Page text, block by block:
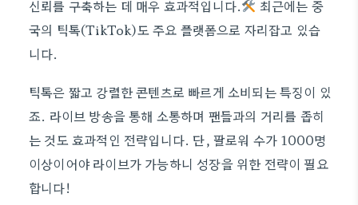
신뢰를 구축하는 데 매우 효과적입니다.
최근에는 중
국의 틱톡(TikTok)도 주요 플랫폼으로 자리잡고 있습
니다.
틱톡은 짧고 강렬한 콘텐츠로 빠르게 소비되는 특징이 있
죠. 라이브 방송을 통해 소통하며 팬들과의 거리를 좁히
는 것도 효과적인 전략입니다. 단, 팔로워 수가 1000명
이상이어야 라이브가 가능하니 성장을 위한 전략이 필요
합니다!